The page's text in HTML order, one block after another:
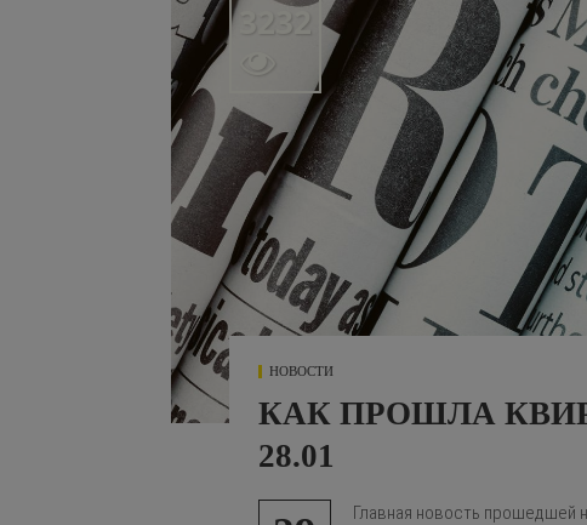
3232

НОВОСТИ
КАК ПРОШЛА
28.01
Главная новость прошедшей